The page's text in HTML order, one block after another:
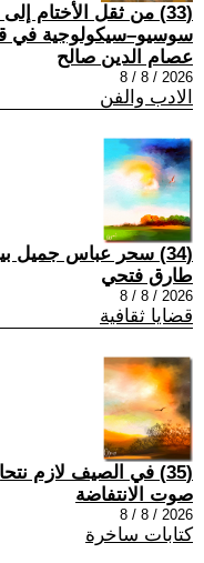
(33) من ثقل الأختام
سوسيو–سيكولوجية في
عصام الدين صالح
2026 / 8 / 8
الادب والفن
(34) سحر عباس جميل بين مستثمر وسياسي اطاري
طارق فتحي
2026 / 8 / 8
قضايا ثقافية
(35) في الصيف لازم نتحارب
صوت الانتفاضة
2026 / 8 / 8
كتابات ساخرة